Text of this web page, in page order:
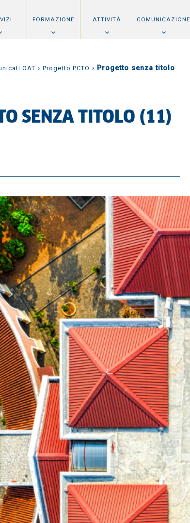
FORMAZIONE ATTIVITÀ COMUNICAZIONE
OAT › Progetto PCTO › Progetto senza titolo
SENZA TITOLO (11)